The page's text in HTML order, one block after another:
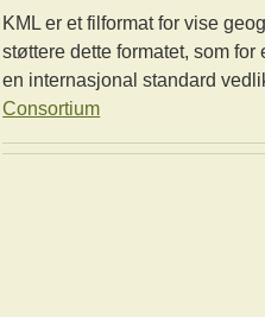
KML er et filformat for vise
støttere dette formatet, som
en internasjonal standard
Consortium